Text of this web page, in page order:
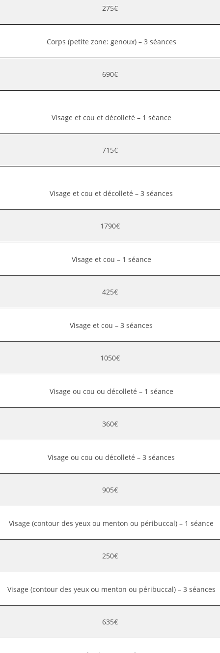
275€
Corps (petite zone: genoux) – 3 séances
690€
Visage et cou et décolleté – 1 séance
715€
Visage et cou et décolleté – 3 séances
1790€
Visage et cou – 1 séance
425€
Visage et cou – 3 séances
1050€
Visage ou cou ou décolleté – 1 séance
360€
Visage ou cou ou décolleté – 3 séances
905€
Visage (contour des yeux ou menton ou péribuccal) – 1 séance
250€
Visage (contour des yeux ou menton ou péribuccal) – 3 séances
635€